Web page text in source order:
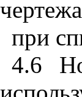
при
4.6